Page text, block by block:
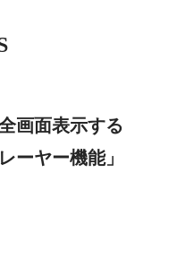
画面表示する
ーヤー機能」